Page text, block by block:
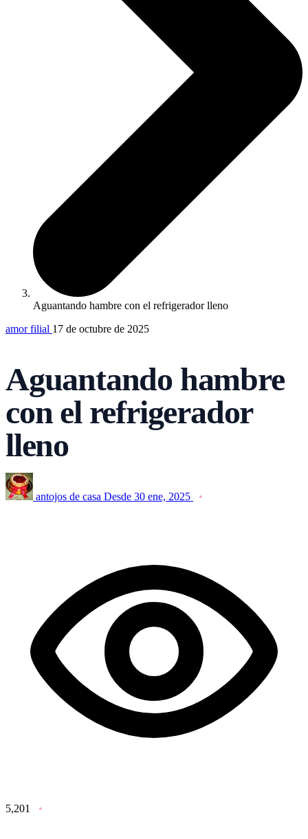
Aguantando hambre con el refrigerador lleno
amor filial 17 de octubre de 2025
Aguantando hambre
con el refrigerador
lleno
antojos de casa Desde 30 ene, 2025
5,201